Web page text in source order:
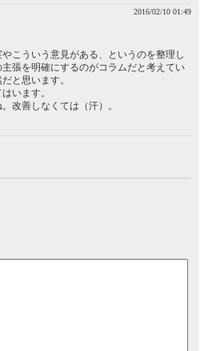
2016/02/10 01:49
こういう意見がある、というのを整理し
張を明確にするのがコラムだと考えてい
と思います。
います。
改善しなくては（汗）。